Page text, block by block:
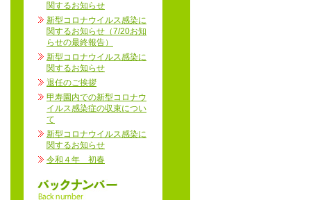
関するお知らせ
新型コロナウイルス感染に
関するお知らせ（7/20お知
らせの最終報告）
新型コロナウイルス感染に
関するお知らせ
退任のご挨拶
甲寿園内での新型コロナウ
イルス感染症の収束につい
て
新型コロナウイルス感染に
関するお知らせ
令和４年 初春